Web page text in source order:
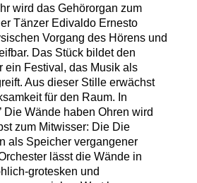
wird das Gehörorgan zum
Tänzer Edivaldo Ernesto
Vorgang des Hörens und
Das Stück bildet den
ein Festival, das Musik als
Aus dieser Stille erwächst
für den Raum. In
Die Wände haben Ohren wird
zum Mitwisser: Die Die
als Speicher vergangener
lässt die Wände in
grotesken und